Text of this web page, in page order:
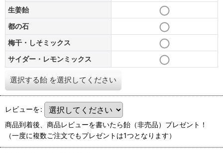
生姜飴
都の石
梅干・しそミックス
サイダー・レモンミックス
選択する飴 を選択してください
レビューを:
商品到着後、商品レビューを書いたら飴（非売品）プレゼント！
（一度に複数ご注文でもプレゼントは1つとなります）